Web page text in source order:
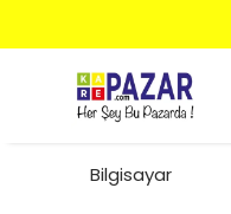
Bilgisayar